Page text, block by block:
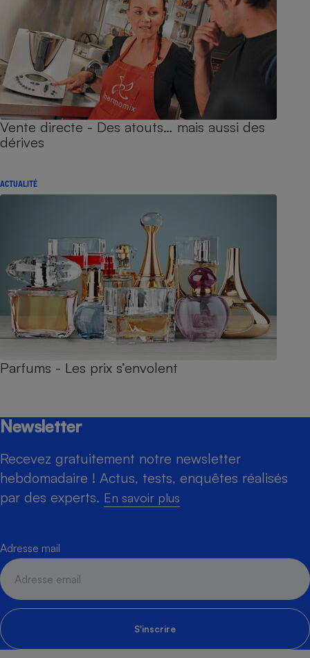
Vente directe - Des atouts… mais aussi des
dérives
ACTUALITÉ
Parfums - Les prix s’envolent
Newsletter
Recevez gratuitement notre newsletter
hebdomadaire ! Actus, tests, enquêtes réalisés
par des experts. En savoir plus
Adresse mail
S'inscrire